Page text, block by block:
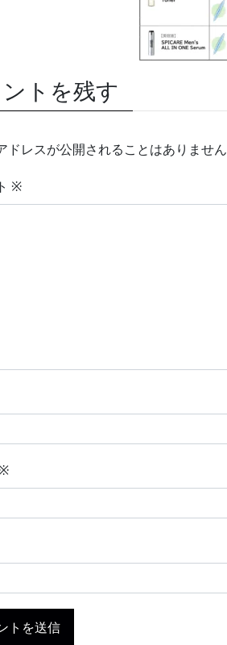
トを残す
ドレスが公開されることはありません
※
※